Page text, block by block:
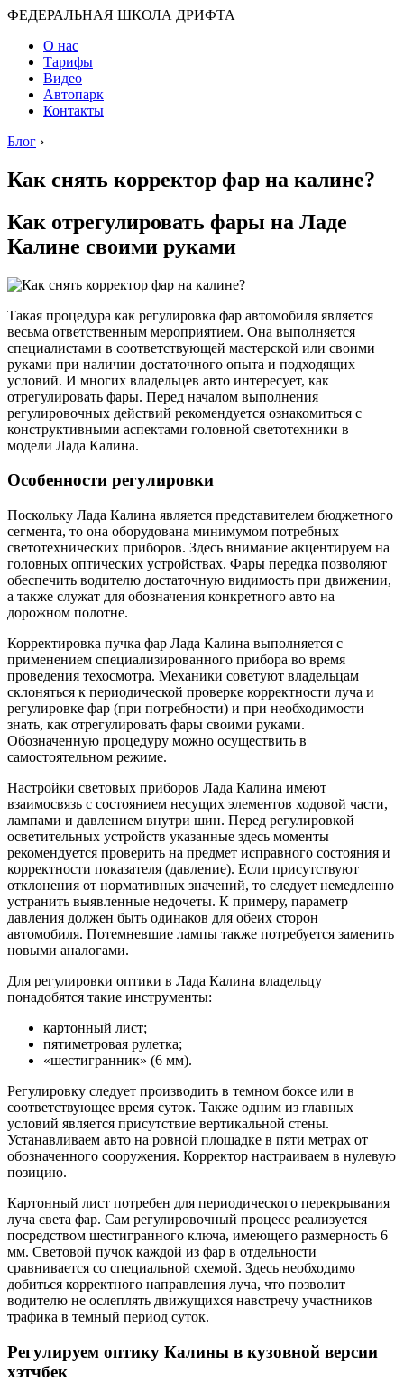
ФЕДЕРАЛЬНАЯ ШКОЛА ДРИФТА
О нас
Тарифы
Видео
Автопарк
Контакты
Блог ›
Как снять корректор фар на калине?
Как отрегулировать фары на Ладе
Калине своими руками
Такая процедура как регулировка фар автомобиля является
весьма ответственным мероприятием. Она выполняется
специалистами в соответствующей мастерской или своими
руками при наличии достаточного опыта и подходящих
условий. И многих владельцев авто интересует, как
отрегулировать фары. Перед началом выполнения
регулировочных действий рекомендуется ознакомиться с
конструктивными аспектами головной светотехники в
модели Лада Калина.
Особенности регулировки
Поскольку Лада Калина является представителем бюджетного
сегмента, то она оборудована минимумом потребных
светотехнических приборов. Здесь внимание акцентируем на
головных оптических устройствах. Фары передка позволяют
обеспечить водителю достаточную видимость при движении,
а также служат для обозначения конкретного авто на
дорожном полотне.
Корректировка пучка фар Лада Калина выполняется с
применением специализированного прибора во время
проведения техосмотра. Механики советуют владельцам
склоняться к периодической проверке корректности луча и
регулировке фар (при потребности) и при необходимости
знать, как отрегулировать фары своими руками.
Обозначенную процедуру можно осуществить в
самостоятельном режиме.
Настройки световых приборов Лада Калина имеют
взаимосвязь с состоянием несущих элементов ходовой части,
лампами и давлением внутри шин. Перед регулировкой
осветительных устройств указанные здесь моменты
рекомендуется проверить на предмет исправного состояния и
корректности показателя (давление). Если присутствуют
отклонения от нормативных значений, то следует немедленно
устранить выявленные недочеты. К примеру, параметр
давления должен быть одинаков для обеих сторон
автомобиля. Потемневшие лампы также потребуется заменить
новыми аналогами.
Для регулировки оптики в Лада Калина владельцу
понадобятся такие инструменты:
картонный лист;
пятиметровая рулетка;
«шестигранник» (6 мм).
Регулировку следует производить в темном боксе или в
соответствующее время суток. Также одним из главных
условий является присутствие вертикальной стены.
Устанавливаем авто на ровной площадке в пяти метрах от
обозначенного сооружения. Корректор настраиваем в нулевую
позицию.
Картонный лист потребен для периодического перекрывания
луча света фар. Сам регулировочный процесс реализуется
посредством шестигранного ключа, имеющего размерность 6
мм. Световой пучок каждой из фар в отдельности
сравнивается со специальной схемой. Здесь необходимо
добиться корректного направления луча, что позволит
водителю не ослеплять движущихся навстречу участников
трафика в темный период суток.
Регулируем оптику Калины в кузовной версии
хэтчбек